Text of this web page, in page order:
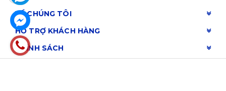
VỀ CHÚNG TÔI
HỖ TRỢ KHÁCH HÀNG
CHÍNH SÁCH